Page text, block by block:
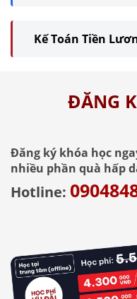
Kế Toán Tiền
ĐĂNG
Đăng ký khóa học
nhiều phần quà hấp
Hotline: